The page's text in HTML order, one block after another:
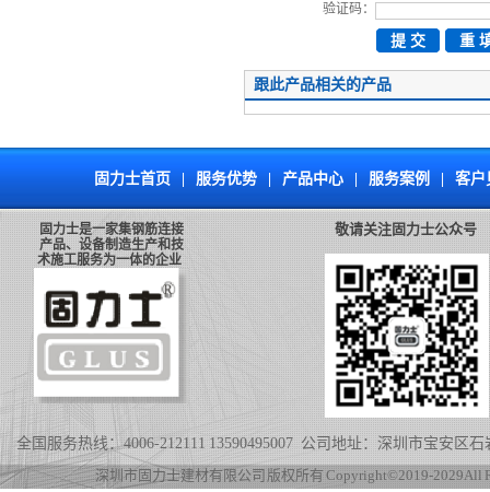
验证码：
跟此产品相关的产品
固力士首页 服务优势 产品中心 服务案例 客户
固力士是一家集钢筋连接
产品、设备制造生产和技
术施工服务为一体的企业
敬请关注固力士公众号
全国服务热线：4006-212111 13590495007 公司地址：深圳市宝安区
深圳市固力士建材有限公司 版权所有 Copyright©2019-2029 All